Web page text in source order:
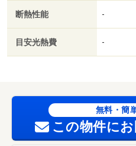
／ＩＴ重説 対応物件／ＬＧ
カード決済可／家賃カード決
小学校（小学校）まで２０２
店（ショッピングセンター
ンタートライアル松阪店（シ
３１２ｍ／イオンタウン松阪
ー）まで３２３３ｍ／近鉄
断熱性能 -
目安光熱費 -
無料・簡
この物件に